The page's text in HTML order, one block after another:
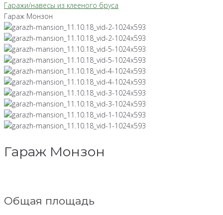
Гаражи/навесы из клееного бруса
Гараж Монзон
Гараж Монзон
Общая площадь